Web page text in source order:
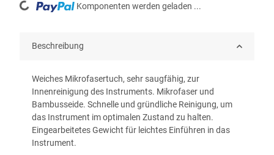
Loading... Komponenten werden geladen ...
Beschreibung
Weiches Mikrofasertuch, sehr saugfähig, zur
Innenreinigung des Instruments. Mikrofaser und
Bambusseide. Schnelle und gründliche Reinigung, um
das Instrument im optimalen Zustand zu halten.
Eingearbeitetes Gewicht für leichtes Einführen in das
Instrument.